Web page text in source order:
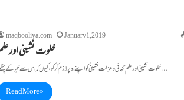
maqbooliya.com January 1, 2019
خلوت نشینی اور
خلوت نشینی اور علم تنہائی و عزلت نشینی کو اپنے اوپر لازم کر کو،کیوں کہ اس سے خیر کے چشمے…
Read More »